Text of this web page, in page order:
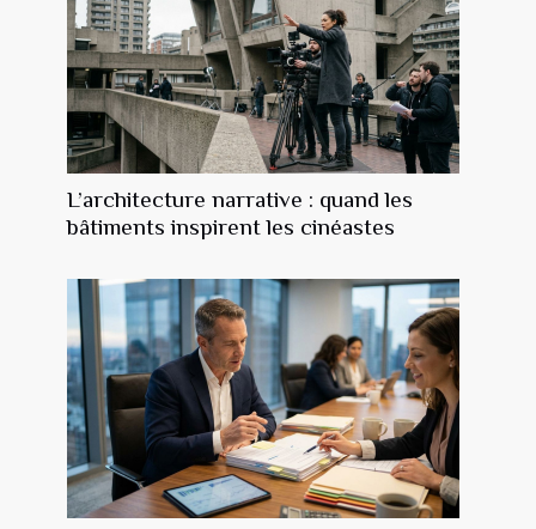
L’architecture narrative : quand les
bâtiments inspirent les cinéastes